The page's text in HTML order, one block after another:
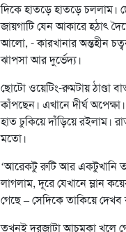
দিকে হাতড়ে হাতড়ে চললাম।
জায়গাটি যেন আকারে হঠাৎ
আলো, - কারখানার অন্তহীন
ঝাপসা আর দুর্ভেদ্য।
ছোটো ওয়েটিং-রুমটায় ঠাণ্ডা
কাঁপছেন। এখানে দীর্ঘ
হাত ঢুকিয়ে দাঁড়িয়ে রইলাম।
মতো।
‘আরেকটু রুটি আর একটুখানি
লাগলাম, দূরে যেখানে ম্লান
গেছে – সেদিকে তাকিয়ে দেখব
তখনই দরজাটা আচমকা খুলে